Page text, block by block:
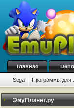
Главная
Sega Программы для
ЭмуПланет.ру